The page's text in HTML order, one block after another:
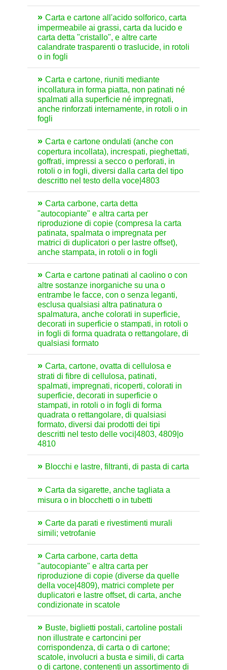
Carta e cartone all'acido solforico, carta
impermeabile ai grassi, carta da lucido e
carta detta "cristallo", e altre carte
calandrate trasparenti o traslucide, in rotoli
o in fogli
Carta e cartone, riuniti mediante
incollatura in forma piatta, non patinati né
spalmati alla superficie né impregnati,
anche rinforzati internamente, in rotoli o in
fogli
Carta e cartone ondulati (anche con
copertura incollata), increspati, pieghettati,
goffrati, impressi a secco o perforati, in
rotoli o in fogli, diversi dalla carta del tipo
descritto nel testo della voce|4803
Carta carbone, carta detta
"autocopiante" e altra carta per
riproduzione di copie (compresa la carta
patinata, spalmata o impregnata per
matrici di duplicatori o per lastre offset),
anche stampata, in rotoli o in fogli
Carta e cartone patinati al caolino o con
altre sostanze inorganiche su una o
entrambe le facce, con o senza leganti,
esclusa qualsiasi altra patinatura o
spalmatura, anche colorati in superficie,
decorati in superficie o stampati, in rotoli o
in fogli di forma quadrata o rettangolare, di
qualsiasi formato
Carta, cartone, ovatta di cellulosa e
strati di fibre di cellulosa, patinati,
spalmati, impregnati, ricoperti, colorati in
superficie, decorati in superficie o
stampati, in rotoli o in fogli di forma
quadrata o rettangolare, di qualsiasi
formato, diversi dai prodotti dei tipi
descritti nel testo delle voci|4803, 4809|o
4810
Blocchi e lastre, filtranti, di pasta di carta
Carta da sigarette, anche tagliata a
misura o in blocchetti o in tubetti
Carte da parati e rivestimenti murali
simili; vetrofanie
Carta carbone, carta detta
"autocopiante" e altra carta per
riproduzione di copie (diverse da quelle
della voce|4809), matrici complete per
duplicatori e lastre offset, di carta, anche
condizionate in scatole
Buste, biglietti postali, cartoline postali
non illustrate e cartoncini per
corrispondenza, di carta o di cartone;
scatole, involucri a busta e simili, di carta
o di cartone, contenenti un assortimento di